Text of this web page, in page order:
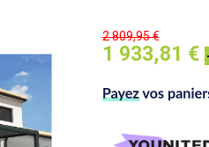
2 809,95 €
1 933,81 €